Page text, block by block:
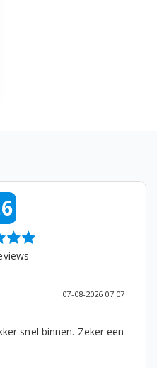
07-08-2026 07:07
snel binnen. Zeker een